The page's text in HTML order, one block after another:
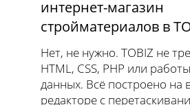
интернет-магазин
стройматериалов в
Нет, не нужно. TOBIZ не
HTML, CSS, PHP или
данных. Всё построено на
редакторе с